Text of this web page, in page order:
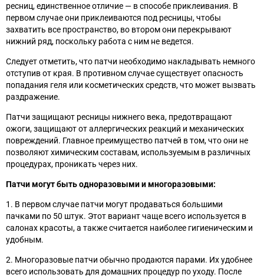
ресниц, единственное отличие — в способе приклеивания. В
первом случае они приклеиваются под ресницы, чтобы
захватить все пространство, во втором они перекрывают
нижний ряд, поскольку работа с ним не ведется.
Следует отметить, что патчи необходимо накладывать немного
отступив от края. В противном случае существует опасность
попадания геля или косметических средств, что может вызвать
раздражение.
Патчи защищают ресницы нижнего века, предотвращают
ожоги, защищают от аллергических реакций и механических
повреждений. Главное преимущество патчей в том, что они не
позволяют химическим составам, используемым в различных
процедурах, проникать через них.
Патчи могут быть одноразовыми и многоразовыми:
1. В первом случае патчи могут продаваться большими
пачками по 50 штук. Этот вариант чаще всего используется в
салонах красоты, а также считается наиболее гигиеническим и
удобным.
2. Многоразовые патчи обычно продаются парами. Их удобнее
всего использовать для домашних процедур по уходу. После